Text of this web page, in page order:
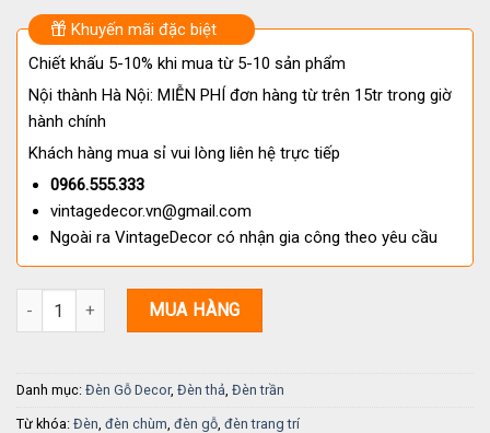
Khuyến mãi đặc biệt
Chiết khấu 5-10% khi mua từ 5-10 sản phẩm
Nội thành Hà Nội: MIỄN PHÍ đơn hàng từ trên 15tr trong giờ
hành chính
Khách hàng mua sỉ vui lòng liên hệ trực tiếp
0966.555.333
vintagedecor.vn@gmail.com
Ngoài ra VintageDecor có nhận gia công theo yêu cầu
Đèn chùm gỗ trần TT 111 số lượng
MUA HÀNG
Danh mục: Đèn Gỗ Decor, Đèn thả Đèn trần
Từ khóa: Đèn đèn chùm đèn gỗ đèn trang trí